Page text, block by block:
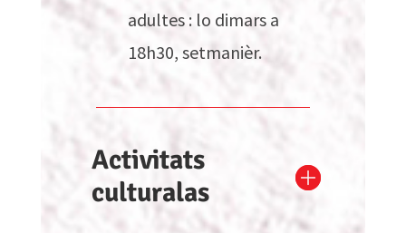
adultes : lo dimars a
18h30, setmanièr.
Activitats
culturalas